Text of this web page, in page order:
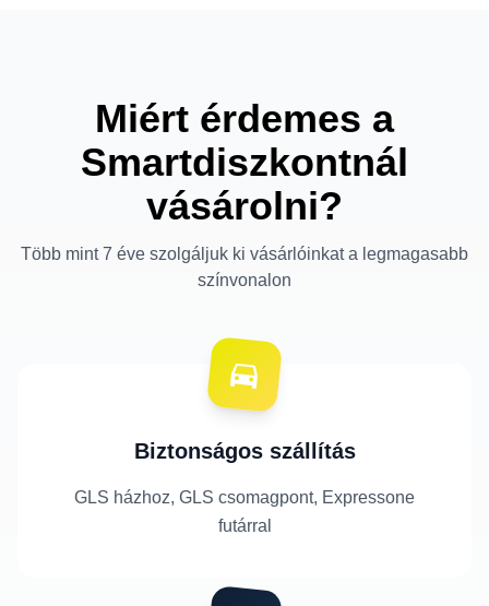
Miért érdemes a
Smartdiszkontnál
vásárolni?
Több mint 7 éve szolgáljuk ki vásárlóinkat a legmagasabb
színvonalon
Biztonságos szállítás
GLS házhoz, GLS csomagpont, Expressone
futárral